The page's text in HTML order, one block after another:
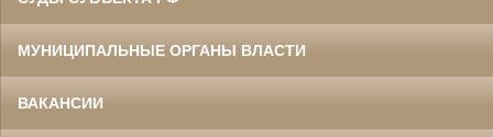
МУНИЦИПАЛЬНЫЕ ОРГАНЫ ВЛАСТИ
ВАКАНСИИ